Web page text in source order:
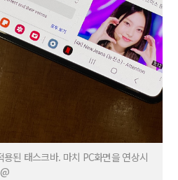
된 태스크바. 마치 PC화면을 연상시